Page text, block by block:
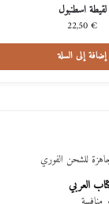
لقيطة اسطنبول
22,50€
إضافة إلى السلة
للشحن الفوري
العربي